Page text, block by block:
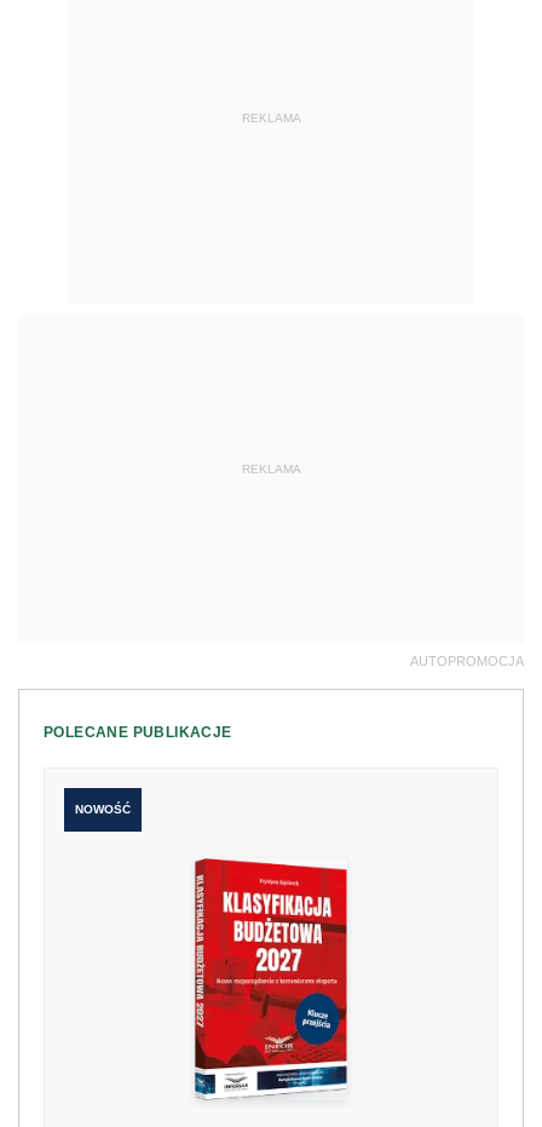
REKLAMA
REKLAMA
AUTOPROMOCJA
POLECANE PUBLIKACJE
NOWOŚĆ